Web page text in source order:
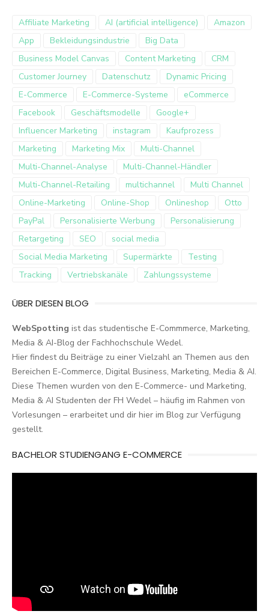
Affiliate Marketing AI (artificial intelligence)
Amazon
App
Bekleidungsindustrie
Big Data
Business Model Canvas
Content Marketing
CRM
Customer Journey
Datenschutz
Dynamic Pricing
E-Commerce
E-Commerce-Systeme
eCommerce
Facebook
Geschäftsmodelle
Google+
Influencer Marketing
instagram
Kaufprozess
Marketing
Marketing Mix
Multi-Channel
Multi-Channel-Analyse
Multi-Channel-Händler
Multi-Channel-Retailing
multichannel
Multi Channel
Online-Marketing
Online-Shop Onlineshop
Otto
PayPal
Personalisierte Werbung
Personalisierung
Retargeting
SEO
social media
Social Media Marketing
Supermärkte
Testing
Tracking
Vertriebskanäle Zahlungssysteme
ÜBER DIESEN BLOG
WebSpotting ist das studentische E-Commmerce, Marketing,
Media & AI-Blog der Fachhochschule Wedel.
Hier findest du Beiträge zu einer Vielzahl an Themen aus den
Bereichen E-Commerce, Digital Business, Marketing, Media & AI.
Diese Themen wurden von den E-Commerce- und Marketing,
Media & AI Studenten der FH Wedel – häufig im Rahmen von
Vorlesungen – erarbeitet und dir hier im Blog zur Verfügung
gestellt.
BACHELOR STUDIENGANG E-COMMERCE